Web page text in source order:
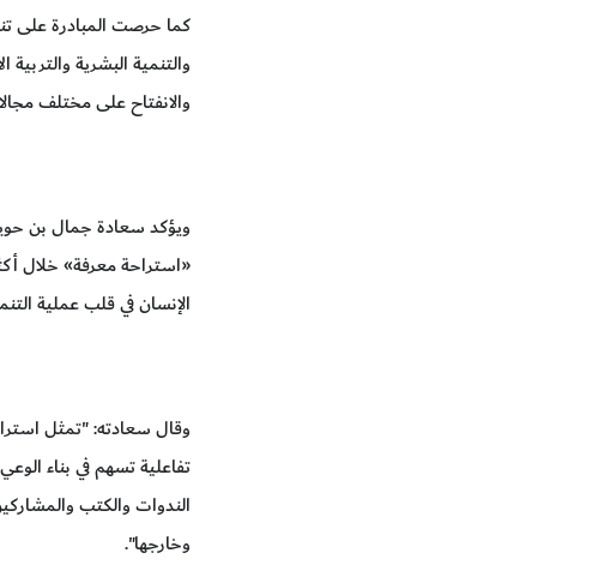
كما حرصت المبادرة على
والتنمية البشرية
والانفتاح على مختلف
ويؤكد سعادة جمال بن
«استراحة معرفة» خلال
الإنسان في قلب عملية
وقال سعادته: "تمثل
تفاعلية تسهم في بناء
الندوات والكتب
وخارجها".